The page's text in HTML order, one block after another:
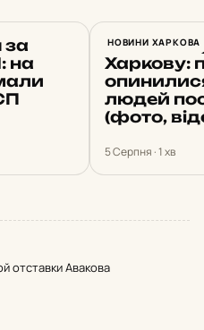
за
на
НОВИНИ ХАРКОВА
Ракетний
Харкову:
людей
(фото,
5 Серпня · 1 хв
отставки Авакова